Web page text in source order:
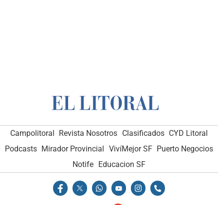
Campolitoral Revista Nosotros Clasificados CYD Litoral
Podcasts Mirador Provincial VivíMejor SF Puerto Negocios
Notife
Educacion SF